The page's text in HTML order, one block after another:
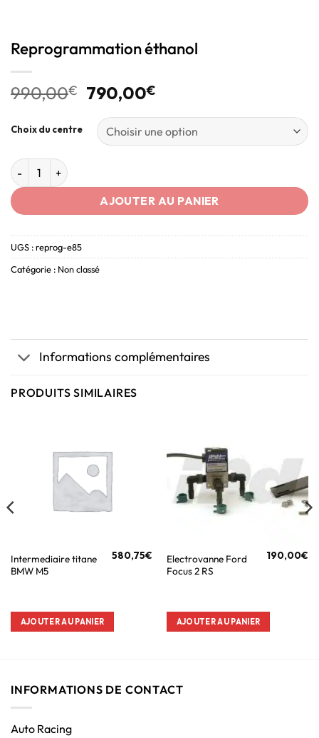
Reprogrammation éthanol
990,00€ 790,00€
Choix du centre
AJOUTER AU PANIER
UGS :reprog-e85
Catégorie : Non classé
Informations complémentaires
PRODUITS SIMILAIRES
Intermediaire titane
BMW M5
580,75€
AJOUTER AU PANIER
Electrovanne Ford
Focus 2 RS
190,00€
AJOUTER AU PANIER
INFORMATIONS DE CONTACT
Auto Racing